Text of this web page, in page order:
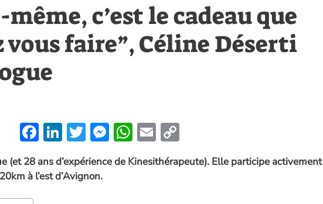
même, c’est le cadeau que
vous faire”, Céline Déserti
F
e
b
Li
k
e
T
w
itt
er
M
es
se
W
h
at
E
m
ai p
(et 28 ans d’expérience de Kinesithérapeute). Elle participe activement
à l’est d’Avignon.